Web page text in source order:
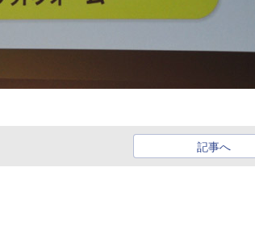
記事へ